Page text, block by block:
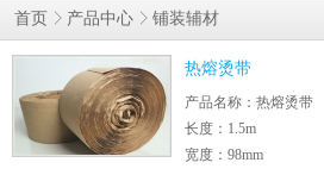
首页 产品中心 铺装辅材
热熔烫带
产品名称：热熔烫带
长度：1.5m
宽度：98mm